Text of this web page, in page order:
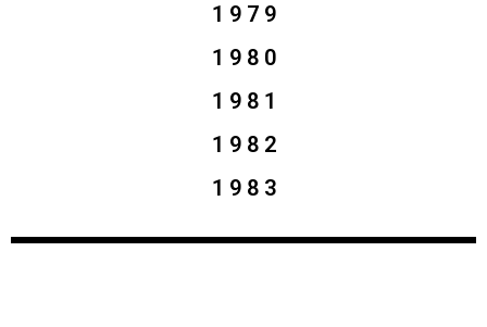
1 9 7 9
1 9 8 0
1 9 8 1
1 9 8 2
1 9 8 3